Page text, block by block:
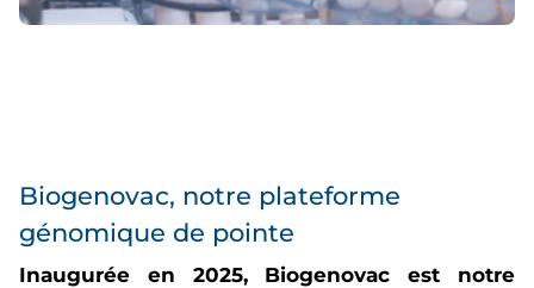
Biogenovac, notre plateforme
génomique de pointe
Inaugurée en 2025, Biogenovac est notre